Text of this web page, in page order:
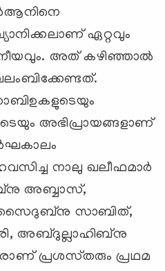
ഏറ്റവും
അത്‌ കഴിഞ്ഞാല്‍
അഭിപ്രായങ്ങളാണ്‌
നാലു ഖലീഫമാര്‍
അബ്ബാസ്‌,
സാബിത്‌,
പ്രശസ്‌തരും പ്രഥമ